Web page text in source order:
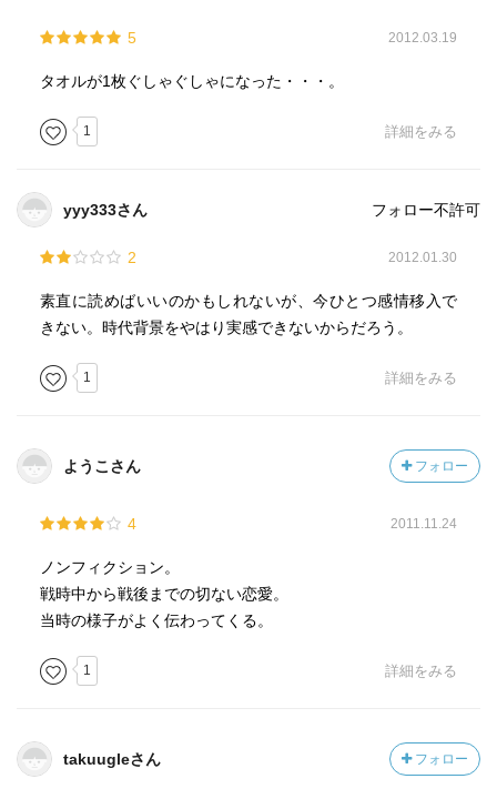
5 2012.03.19
タオルが1枚ぐしゃぐしゃになった・・・。
1 詳細をみる
yyy333さん フォロー不許可
2 2012.01.30
素直に読めばいいのかもしれないが、今ひとつ感情移入で
きない。時代背景をやはり実感できないからだろう。
1 詳細をみる
ようこさん フォロー
4 2011.11.24
ノンフィクション。
戦時中から戦後までの切ない恋愛。
当時の様子がよく伝わってくる。
1 詳細をみる
takuugleさん フォロー